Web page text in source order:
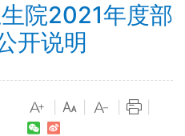
院2021年度部
开说明